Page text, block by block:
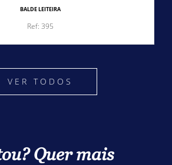
BALDE LEITEIRA
Ref: 395
VER TODOS
Quer mais